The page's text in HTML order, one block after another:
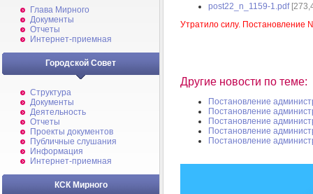
Глава Мирного
Документы
Отчеты
Интернет-приемная
Городской Совет
Структура
Документы
Деятельность
Отчеты
Проекты документов
Публичные слушания
Информация
Интернет-приемная
КСК Мирного
post22_n_1159-1.pdf
Утратило силу. Постановление
Другие новости по теме:
Постановление
Постановление
Постановление
Постановление
Постановление